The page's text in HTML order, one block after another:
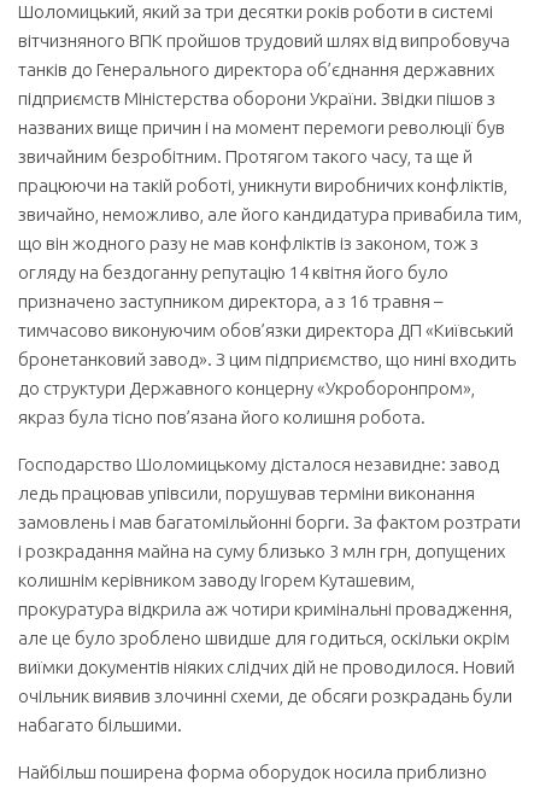
Шоломицький, який за три десятки років роботи в системі
вітчизняного ВПК пройшов трудовий шлях від випробовуча
танків до Генерального директора об’єднання державних
підприємств Міністерства оборони України. Звідки пішов з
названих вище причин і на момент перемоги революції був
звичайним безробітним. Протягом такого часу, та ще й
працюючи на такій роботі, уникнути виробничих конфліктів,
звичайно, неможливо, але його кандидатура привабила тим,
що він жодного разу не мав конфліктів із законом, тож з
огляду на бездоганну репутацію 14 квітня його було
призначено заступником директора, а з 16 травня –
тимчасово виконуючим обов’язки директора ДП «Київський
бронетанковий завод». З цим підприємство, що нині входить
до структури Державного концерну «Укроборонпром»,
якраз була тісно пов’язана його колишня робота.
Господарство Шоломицькому дісталося незавидне: завод
ледь працював упівсили, порушував терміни виконання
замовлень і мав багатомільйонні борги. За фактом розтрати
і розкрадання майна на суму близько 3 млн грн, допущених
колишнім керівником заводу Ігорем Куташевим,
прокуратура відкрила аж чотири кримінальні провадження,
але це було зроблено швидше для годиться, оскільки окрім
виїмки документів ніяких слідчих дій не проводилося. Новий
очільник виявив злочинні схеми, де обсяги розкрадань були
набагато більшими.
Найбільш поширена форма оборудок носила приблизно